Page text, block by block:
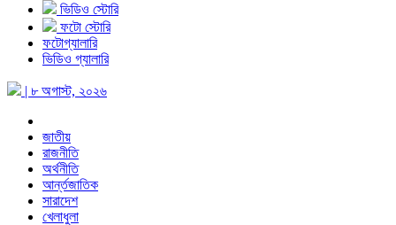
ভিডিও স্টোরি
ফটো স্টোরি
ফটোগ্যালারি
ভিডিও গ্যালারি
| ৮ অগাস্ট, ২০২৬
জাতীয়
রাজনীতি
অর্থনীতি
আর্ন্তজাতিক
সারাদেশ
খেলাধুলা